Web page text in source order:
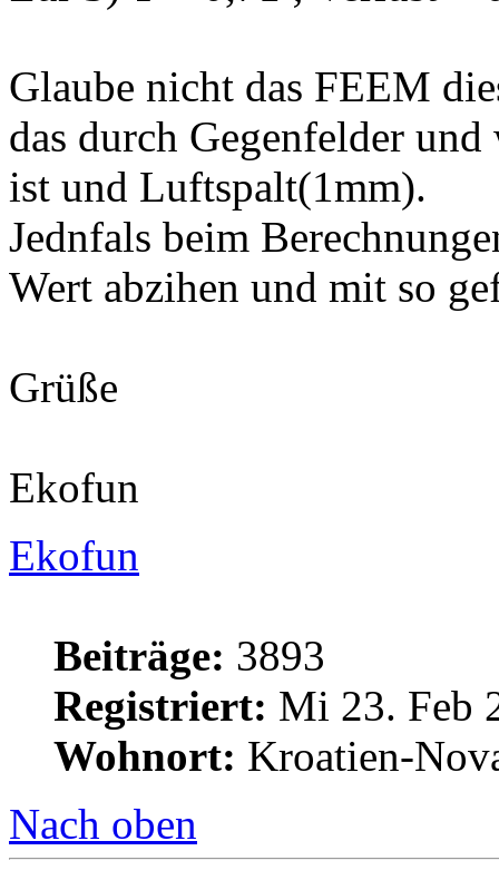
Glaube nicht das FEEM
das durch Gegenfelder
ist und Luftspalt(1mm).
Jednfals beim
Wert abzihen und mit so
Grüße
Ekofun
Ekofun
Beiträge: 3893
Registriert: Mi 23. Feb
Wohnort: Kroatien-
Nach oben